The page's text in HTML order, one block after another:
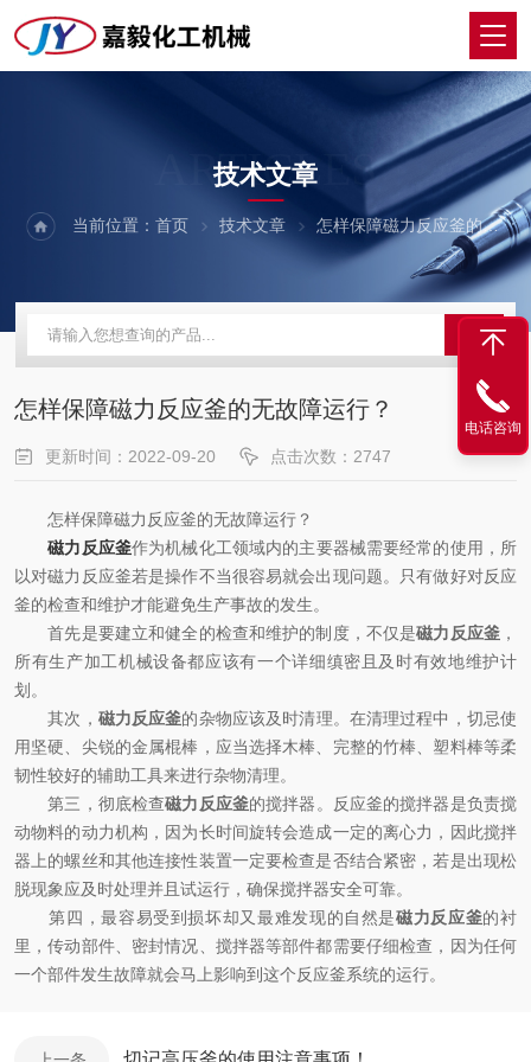
ARTICLES
技术文章
当前位置：首页 技术文章 怎样保障磁力反应釜的无故障运行？
怎样保障磁力反应釜的无故障运行？
更新时间：2022-09-20 点击次数：2747
怎样保障磁力反应釜的无故障运行？
磁力反应釜作为机械化工领域内的主要器械需要经常的使用，所
以对磁力反应釜若是操作不当很容易就会出现问题。只有做好对反应
釜的检查和维护才能避免生产事故的发生。
首先是要建立和健全的检查和维护的制度，不仅是磁力反应釜 ，
所有生产加工机械设备都应该有一个详细缜密且及时有效地维护计
划。
其次， 磁力反应釜的杂物应该及时清理。在清理过程中，切忌使
用坚硬、尖锐的金属棍棒，应当选择木棒、完整的竹棒、塑料棒等柔
韧性较好的辅助工具来进行杂物清理。
第三，彻底检查磁力反应釜的搅拌器。反应釜的搅拌器是负责搅
动物料的动力机构，因为长时间旋转会造成一定的离心力，因此搅拌
器上的螺丝和其他连接性装置一定要检查是否结合紧密，若是出现松
脱现象应及时处理并且试运行，确保搅拌器安全可靠。
第四，最容易受到损坏却又最难发现的自然是磁力反应釜的衬
里，传动部件、密封情况、搅拌器等部件都需要仔细检查，因为任何
一个部件发生故障就会马上影响到这个反应釜系统的运行。
电话咨询